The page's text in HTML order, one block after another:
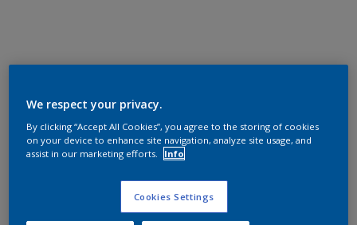
We respect your privacy.
By clicking “Accept All Cookies”, you agree to the storing of cookies
on your device to enhance site navigation, analyze site usage, and
assist in our marketing efforts.
Info
Cookies Settings